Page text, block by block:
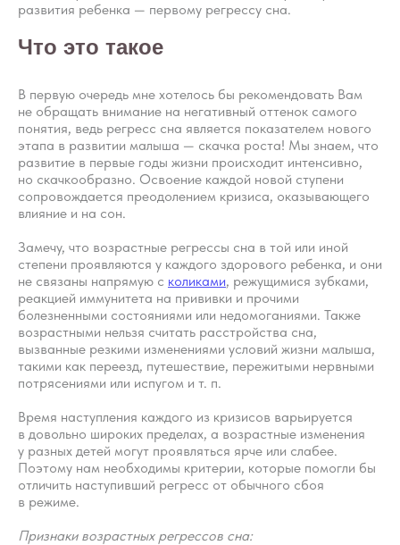
развития ребенка — первому регрессу сна.
Что это такое
В первую очередь мне хотелось бы рекомендовать Вам
не обращать внимание на негативный оттенок самого
понятия, ведь регресс сна является показателем нового
этапа в развитии малыша — скачка роста! Мы знаем, что
развитие в первые годы жизни происходит интенсивно,
но скачкообразно. Освоение каждой новой ступени
сопровождается преодолением кризиса, оказывающего
влияние и на сон.
Замечу, что возрастные регрессы сна в той или иной
степени проявляются у каждого здорового ребенка, и они
не связаны напрямую с коликами, режущимися зубками,
реакцией иммунитета на прививки и прочими
болезненными состояниями или недомоганиями. Также
возрастными нельзя считать расстройства сна,
вызванные резкими изменениями условий жизни малыша,
такими как переезд, путешествие, пережитыми нервными
потрясениями или испугом и т. п.
Время наступления каждого из кризисов варьируется
в довольно широких пределах, а возрастные изменения
у разных детей могут проявляться ярче или слабее.
Поэтому нам необходимы критерии, которые помогли бы
отличить наступивший регресс от обычного сбоя
в режиме.
Признаки возрастных регрессов сна: